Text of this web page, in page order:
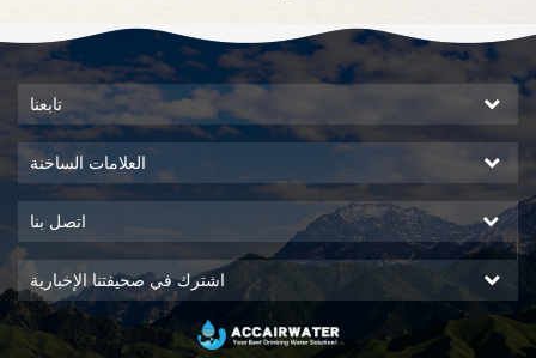
تابعنا
العلامات الساخنة
اتصل بنا
اشترك في صحيفتنا الإخبارية